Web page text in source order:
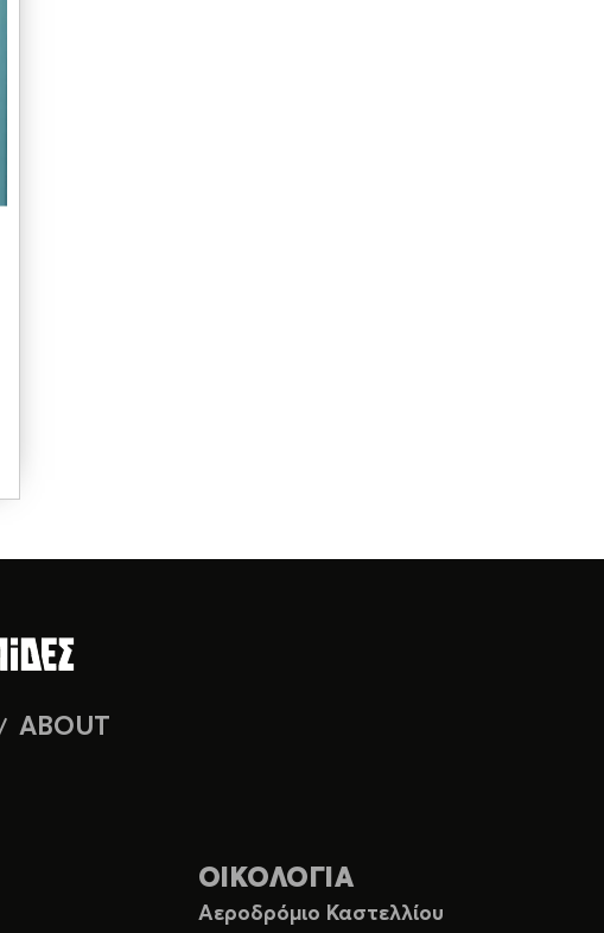
ABOUT
ΟΙΚΟΛΟΓΙΑ
Αεροδρόμιο Καστελλίου